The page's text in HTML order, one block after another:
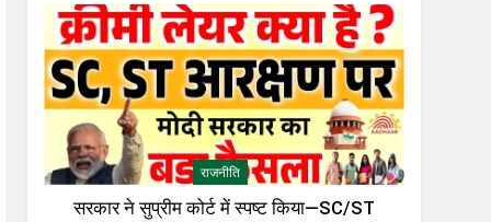
राजनीति
सरकार ने सुप्रीम कोर्ट में स्पष्ट किया—SC/ST